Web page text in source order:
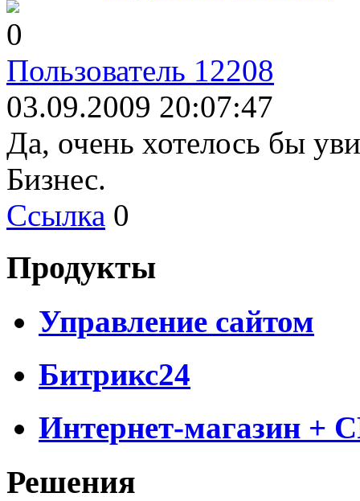
0
Пользователь 12208
03.09.2009 20:07:47
Да, очень хотелось бы
Бизнес.
Ссылка 0
Продукты
Управление сайтом
Битрикс24
Интернет-магазин +
Решения